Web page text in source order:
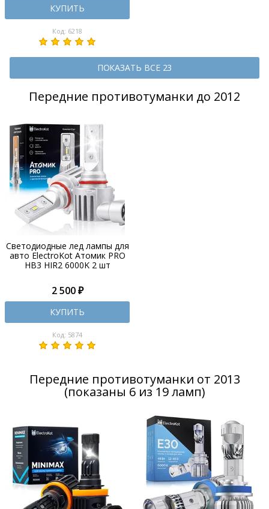
КУПИТЬ
Код: 6218
ПОКАЗАТЬ ВСЕ 23
Передние противотуманки до 2012
Светодиодные лед лампы для
авто ElectroKot Атомик PRO
HB3 HIR2 6000K 2 шт
2 500 ₽
КУПИТЬ
Код: 5874
Передние противотуманки от 2013
(показаны 6 из 19 ламп)